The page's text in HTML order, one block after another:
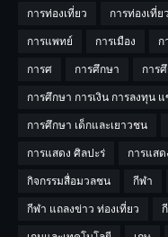
การท่องเที่ยว
การท่องเที่ย
การแพทย์
การเมือง ก
การศ
การศึกษา
การ
การศึกษา การเงิน การลงทุน
การศึกษา เด็กและเยาวชน
การแสดง ศิลปะร่
การแส
กิจกรรมสื่อมวลชน
กีฬา
กีฬา แถลงข่าว ท่องเที่ยว